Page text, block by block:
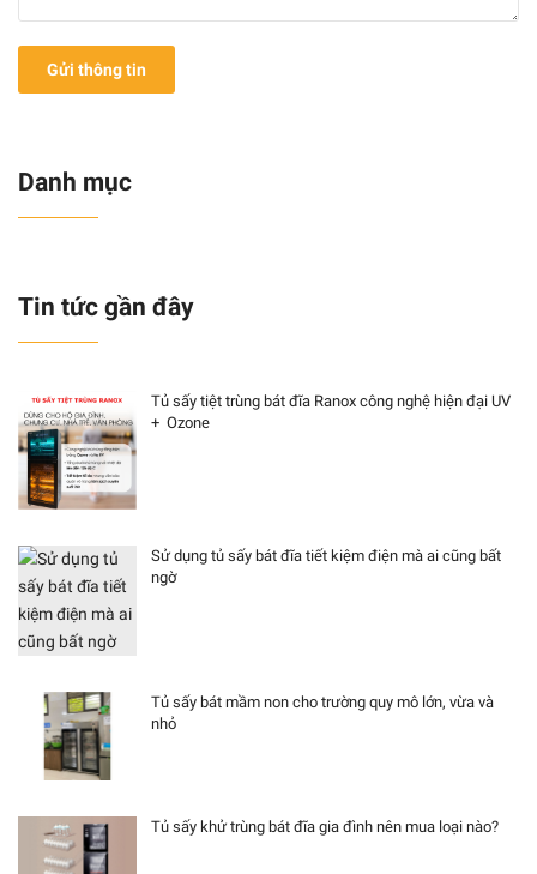
Gửi thông tin
Danh mục
Tin tức gần đây
Tủ sấy tiệt trùng bát đĩa Ranox công nghệ hiện đại UV
+ Ozone
Sử dụng tủ sấy bát đĩa tiết kiệm điện mà ai cũng bất
ngờ
Tủ sấy bát mầm non cho trường quy mô lớn, vừa và
nhỏ
Tủ sấy khử trùng bát đĩa gia đình nên mua loại nào?